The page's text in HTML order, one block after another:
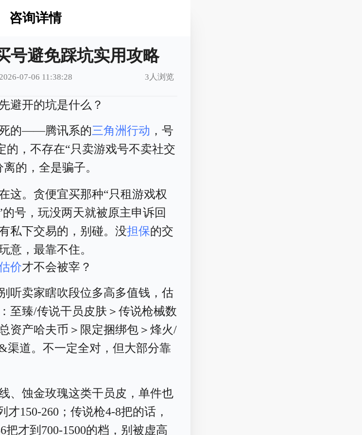
咨询详情
号避免踩坑实用攻略
2026-07-06 11:38:28 3人浏览
避开的坑是什么？
的——腾讯系的三角洲行动 ，号
的，不存在“只卖游戏号不卖社交
的，全是骗子。
这。贪便宜买那种“只租游戏权
的号，玩没两天就被原主申诉回
私下交易的，别碰。没担保的交
意，最靠不住。
价才不会被宰？
听卖家瞎吹段位多高多值钱，估
至臻/传说干员皮肤＞传说枪械数
资产哈夫币＞限定捆绑包＞烽火/
渠道。不一定全对，但大部分靠
、蚀金玫瑰这类干员皮，单件也
才150-260；传说枪4-8把的话，
把才到700-1500的档，别被虚高